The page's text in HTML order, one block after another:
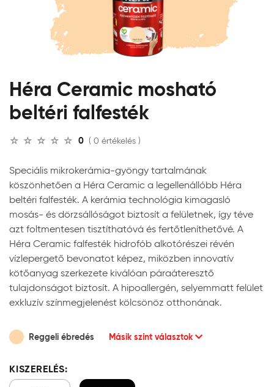
Héra Ceramic mosható
beltéri falfesték
0 ( 0 értékelés )
Speciális mikrokerámia-gyöngy tartalmának
köszönhetően a Héra Ceramic a legellenállóbb Héra
beltéri falfesték. A kerámia technológia kimagasló
mosás- és dörzsállóságot biztosít a felületnek, így téve
azt foltmentesen tisztíthatóvá és fertőtleníthetővé. A
Héra Ceramic falfesték hidrofób alkotórészei révén
vízlepergető bevonatot képez, miközben innovatív
kötőanyag szerkezete kiválóan páraáteresztő
tulajdonságot biztosít. A hipoallergén, selyemmatt felület
exkluzív színmegjelenést kölcsönöz otthonának.
Reggeli ébredés Másik színt választok
KISZERELÉS: